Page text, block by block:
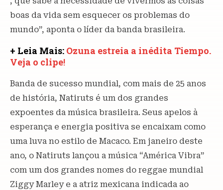
boas da vida sem esquecer os problemas do
mundo”, aponta o líder da banda brasileira.
+ Leia Mais: Ozuna estreia a inédita Tiempo.
Veja o clipe!
Banda de sucesso mundial, com mais de 25 anos
de história, Natiruts é um dos grandes
expoentes da música brasileira. Seus apelos à
esperança e energia positiva se encaixam como
uma luva no estilo de Macaco. Em janeiro deste
ano, o Natiruts lançou a música “América Vibra”
com um dos grandes nomes do reggae mundial
Ziggy Marley e a atriz mexicana indicada ao